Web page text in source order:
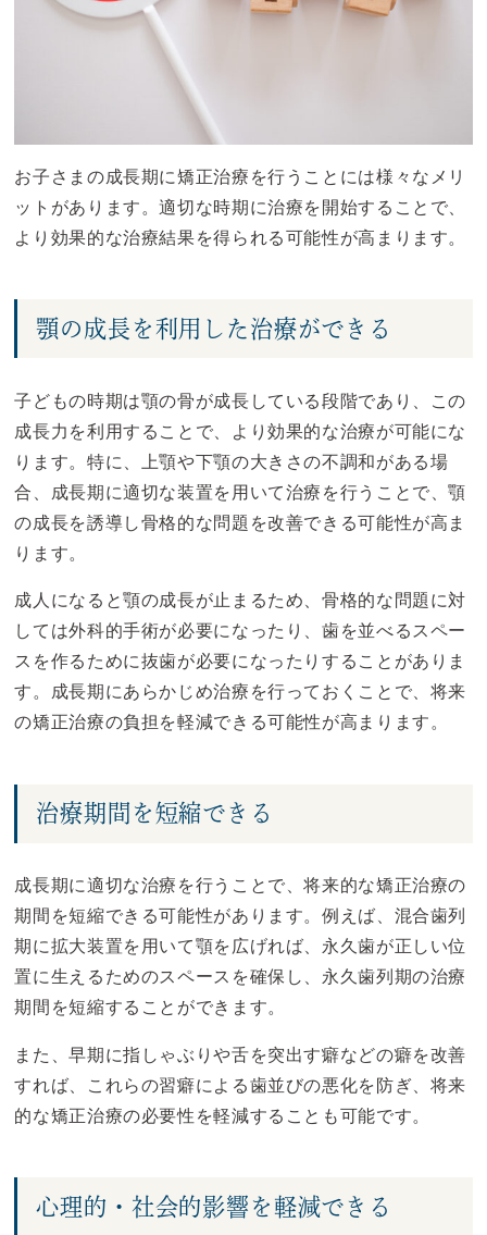
お子さまの成長期に矯正治療を行うことには様々なメリ
ットがあります。適切な時期に治療を開始することで、
より効果的な治療結果を得られる可能性が高まります。
顎の成長を利用した治療ができる
子どもの時期は顎の骨が成長している段階であり、この
成長力を利用することで、より効果的な治療が可能にな
ります。特に、上顎や下顎の大きさの不調和がある場
合、成長期に適切な装置を用いて治療を行うことで、顎
の成長を誘導し骨格的な問題を改善できる可能性が高ま
ります。
成人になると顎の成長が止まるため、骨格的な問題に対
しては外科的手術が必要になったり、歯を並べるスペー
スを作るために抜歯が必要になったりすることがありま
す。成長期にあらかじめ治療を行っておくことで、将来
の矯正治療の負担を軽減できる可能性が高まります。
治療期間を短縮できる
成長期に適切な治療を行うことで、将来的な矯正治療の
期間を短縮できる可能性があります。例えば、混合歯列
期に拡大装置を用いて顎を広げれば、永久歯が正しい位
置に生えるためのスペースを確保し、永久歯列期の治療
期間を短縮することができます。
また、早期に指しゃぶりや舌を突出す癖などの癖を改善
すれば、これらの習癖による歯並びの悪化を防ぎ、将来
的な矯正治療の必要性を軽減することも可能です。
心理的・社会的影響を軽減できる